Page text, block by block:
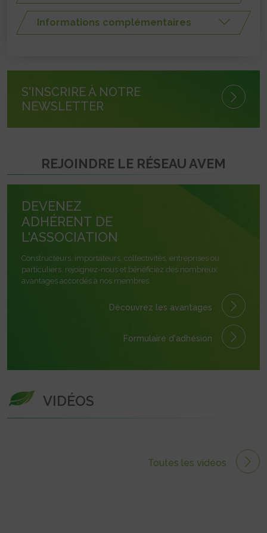
Informations complémentaires
S'INSCRIRE À NOTRE
NEWSLETTER
REJOINDRE LE RÉSEAU AVEM
DEVENEZ
ADHÉRENT DE
L'ASSOCIATION
Constructeurs, importateurs, collectivités, entreprises ou
particuliers, rejoignez-nous et bénéficiez des nombreux
avantages accordés à nos membres.
Découvrez les avantages
Formulaire d'adhésion
VIDÉOS
Toutes les vidéos